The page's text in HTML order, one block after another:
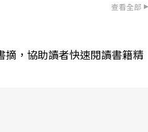
查看全部
摘，協助讀者快速閱讀書籍精